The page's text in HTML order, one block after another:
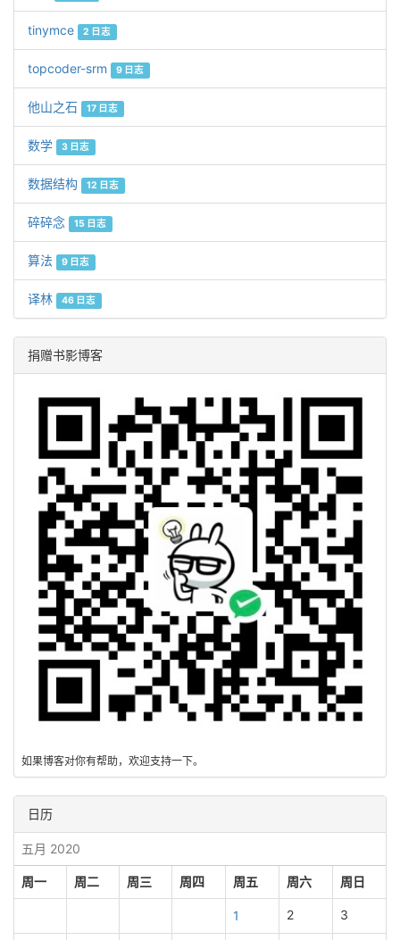
tinymce 2 日志
topcoder-srm 9 日志
他山之石 17 日志
数学 3 日志
数据结构 12 日志
碎碎念 15 日志
算法 9 日志
译林 46 日志
捐赠书影博客
如果博客对你有帮助，欢迎支持一下。
日历
五月 2020
周一 周二 周三 周四 周五 周六 周日
1 2 3